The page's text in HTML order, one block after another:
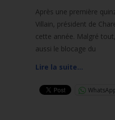
Après une première
Villain, président de
cette année. Malgré
aussi le blocage du
Lire la suite…